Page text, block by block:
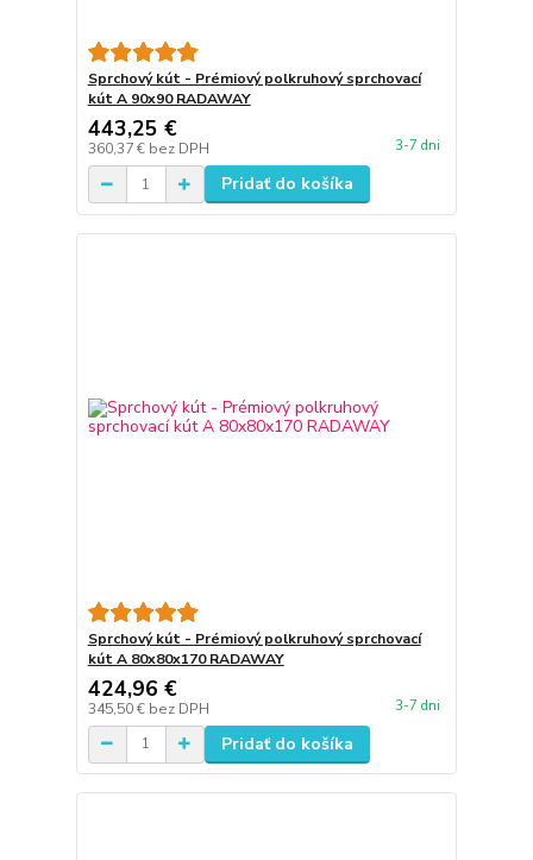
Sprchový kút - Prémiový polkruhový sprchovací
kút A 90x90 RADAWAY
443,25 €
360,37 € bez DPH 3-7 dni
Pridať do košíka
Sprchový kút - Prémiový polkruhový sprchovací
kút A 80x80x170 RADAWAY
424,96 €
345,50 € bez DPH 3-7 dni
Pridať do košíka